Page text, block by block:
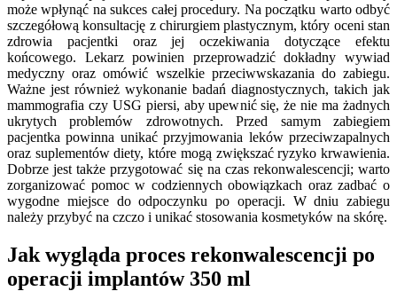
może wpłynąć na sukces całej procedury. Na początku warto odbyć
szczegółową konsultację z chirurgiem plastycznym, który oceni stan
zdrowia pacjentki oraz jej oczekiwania dotyczące efektu
końcowego. Lekarz powinien przeprowadzić dokładny wywiad
medyczny oraz omówić wszelkie przeciwwskazania do zabiegu.
Ważne jest również wykonanie badań diagnostycznych, takich jak
mammografia czy USG piersi, aby upewnić się, że nie ma żadnych
ukrytych problemów zdrowotnych. Przed samym zabiegiem
pacjentka powinna unikać przyjmowania leków przeciwzapalnych
oraz suplementów diety, które mogą zwiększać ryzyko krwawienia.
Dobrze jest także przygotować się na czas rekonwalescencji; warto
zorganizować pomoc w codziennych obowiązkach oraz zadbać o
wygodne miejsce do odpoczynku po operacji. W dniu zabiegu
należy przybyć na czczo i unikać stosowania kosmetyków na skórę.
Jak wygląda proces rekonwalescencji po
operacji implantów 350 ml